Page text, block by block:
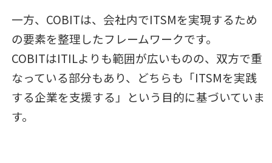
一方、COBITは、会社内でITSMを実現するため
の要素を整理したフレームワークです。
COBITはITILよりも範囲が広いものの、双方で重
なっている部分もあり、どちらも「ITSMを実践
する企業を支援する」という目的に基づいていま
す。